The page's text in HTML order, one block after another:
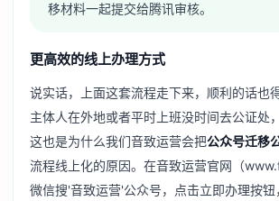
移材料一起提交给腾讯审核。
更高效的线上办理方式
说实话，上面这套流程走下来，顺利的话也
主体人在外地或者平时上班没时间去公证处
这也是为什么我们音致运营会把公众号迁移
流程线上化的原因。在音致运营官网（
微信搜'音致运营'公众号，点击立即办理按